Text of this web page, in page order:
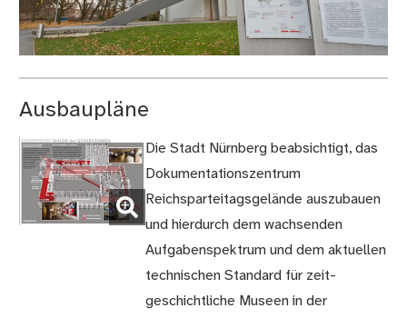
Ausbaupläne
(Bild
vergrößern)
Die Stadt Nürnberg beabsichtigt, das
Dokumentationszentrum
Reichsparteitagsgelände auszubauen
und hierdurch dem wachsenden
Aufgabenspektrum und dem aktuellen
technischen Standard für zeit-
geschichtliche Museen in der